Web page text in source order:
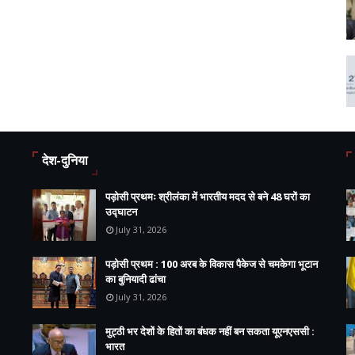
देश-दुनिया
पड़ोसी प्रथमः श्रीलंका में भारतीय मदद से बने 48 घरों का
उद्घाटन
July 31, 2026
पड़ोसी प्रथम : 100 अरब के विकास पैकेज से चमकेगा भूटान
का बुनियादी ढांचा
July 31, 2026
मुट्ठी भर देशों के हितों का बंधक नहीं बन सकता यूएनएससी :
भारत